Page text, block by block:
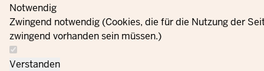
Notwendig
Zwingend notwendig (Cookies, die für die Nutzung der
zwingend vorhanden sein müssen.)
Verstanden